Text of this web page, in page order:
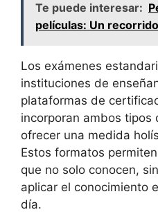
Te puede interesar:
películas: Un
Los exámenes
instituciones de
plataformas de
incorporan ambos tipos
ofrecer una medida
Estos formatos
que no solo conocen,
aplicar el conocimiento
día.